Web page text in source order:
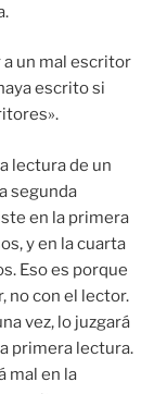
a un mal escritor
escrito si
lectura de un
segunda
en la primera
y en la cuarta
Eso es porque
no con el lector.
vez, lo juzgará
primera lectura.
mal en la